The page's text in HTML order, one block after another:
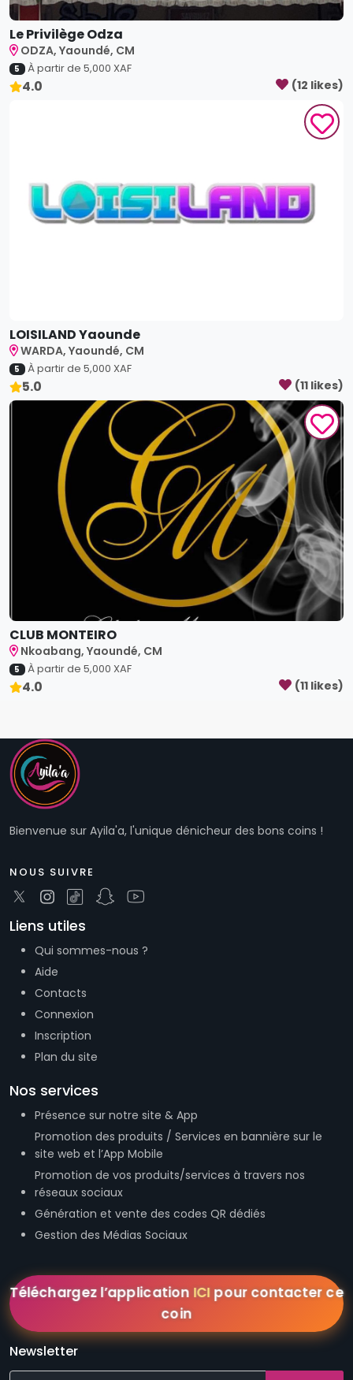
Le Privilège Odza
ODZA, Yaoundé, CM
5 À partir de 5,000 XAF
4.0 (12 likes)
LOISILAND Yaounde
WARDA, Yaoundé, CM
5 À partir de 5,000 XAF
5.0 (11 likes)
CLUB MONTEIRO
Nkoabang, Yaoundé, CM
5 À partir de 5,000 XAF
4.0 (11 likes)
Bienvenue sur Ayila'a, l'unique dénicheur des bons coins !
NOUS SUIVRE
Liens utiles
Qui sommes-nous ?
Aide
Contacts
Connexion
Inscription
Plan du site
Nos services
Présence sur notre site & App
Promotion des produits / Services en bannière sur le
site web et l’App Mobile
Promotion de vos produits/services à travers nos
réseaux sociaux
Génération et vente des codes QR dédiés
Gestion des Médias Sociaux
Téléchargez l’application ICIpour contacter ce
coin
Newsletter